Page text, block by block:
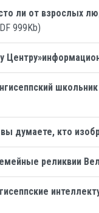
ли от взрослых
999Kb)
думаете, кто
реликвии